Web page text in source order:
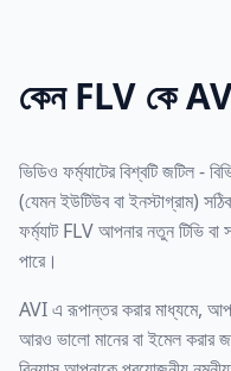
কেন FLV কে
ভিডিও ফর্ম্যাটের বিশ্বটি জটিল -
(যেমন ইউটিউব বা ইনস্টাগ্রাম)
ফর্ম্যাট FLV আপনার নতুন টিভি বা
পারে।
AVI এ রূপান্তর করার মাধ্যমে,
আরও ভালো মানের বা ইমেল